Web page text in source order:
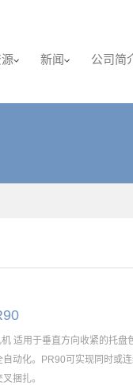
新闻 公司简
适用于垂直方向收紧的托
自动化。PR90可实现同时或
捆扎。